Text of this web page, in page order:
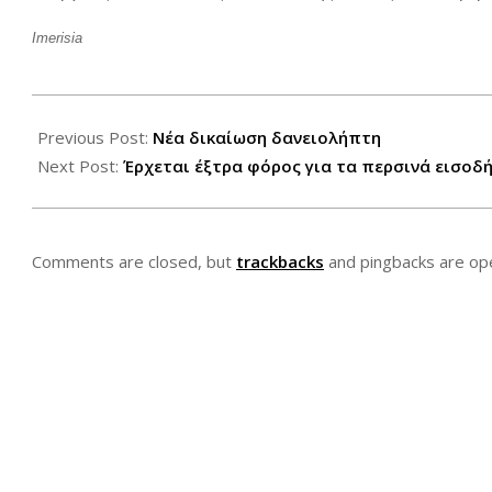
Imerisia
07-
02
Previous Post: Νέα δικαίωση δανειολήπτη
Next Post: Έρχεται έξτρα φόρος για τα περσινά
Comments are closed, but trackbacks and pingbacks are